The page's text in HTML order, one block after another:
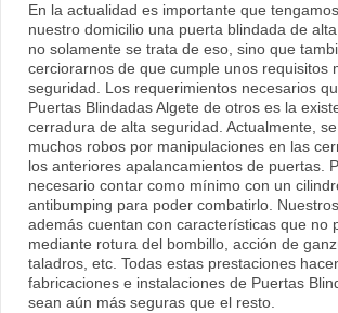
En la actualidad es importante que
nuestro domicilio una puerta blindada de
no solamente se trata de eso, sino que
cerciorarnos de que cumple unos requisitos
seguridad. Los requerimientos necesarios
Puertas Blindadas Algete de otros es la
cerradura de alta seguridad. Actualmente,
muchos robos por manipulaciones en las
los anteriores apalancamientos de puertas.
necesario contar como mínimo con un
antibumping para poder combatirlo.
además cuentan con características que no
mediante rotura del bombillo, acción de
taladros, etc. Todas estas prestaciones
fabricaciones e instalaciones de Puertas
sean aún más seguras que el resto.